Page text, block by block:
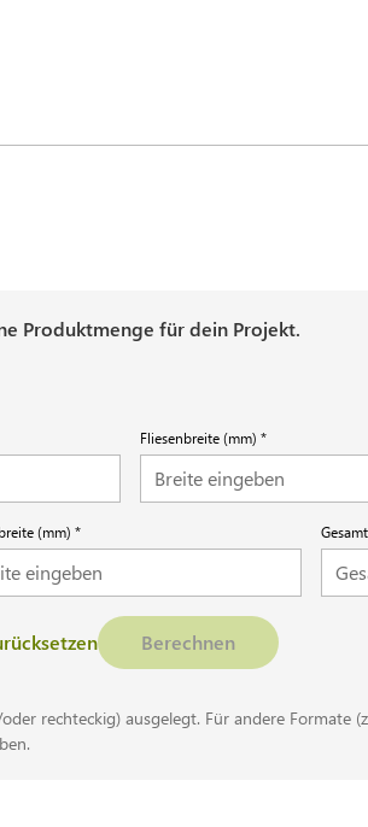
Produktmenge für dein Projekt.
Fliesenbreite (mm)
(mm)
Berechnen
rechteckig) ausgelegt. Für andere Formate